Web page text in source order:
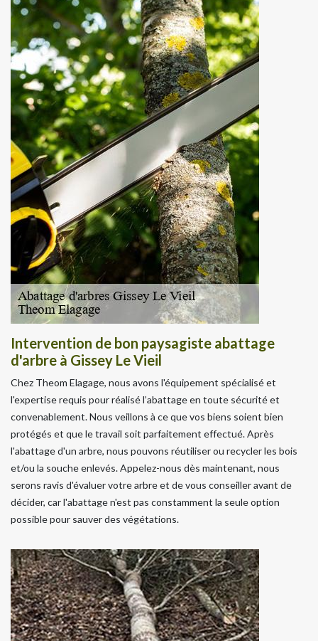
Intervention de bon paysagiste abattage
d'arbre à Gissey Le Vieil
Chez Theom Elagage, nous avons l'équipement spécialisé et
l'expertise requis pour réalisé l’abattage en toute sécurité et
convenablement. Nous veillons à ce que vos biens soient bien
protégés et que le travail soit parfaitement effectué. Après
l'abattage d'un arbre, nous pouvons réutiliser ou recycler les bois
et/ou la souche enlevés. Appelez-nous dès maintenant, nous
serons ravis d'évaluer votre arbre et de vous conseiller avant de
décider, car l'abattage n'est pas constamment la seule option
possible pour sauver des végétations.